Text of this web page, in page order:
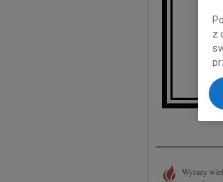
Wyrazy
z